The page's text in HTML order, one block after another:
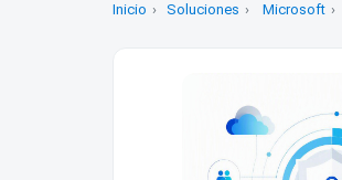
Inicio Soluciones Microsoft